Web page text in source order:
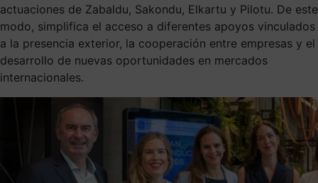
actuaciones de Zabaldu, Sakondu, Elkartu y Pilotu. De este
modo, simplifica el acceso a diferentes apoyos vinculados
a la presencia exterior, la cooperación entre empresas y el
desarrollo de nuevas oportunidades en mercados
internacionales.